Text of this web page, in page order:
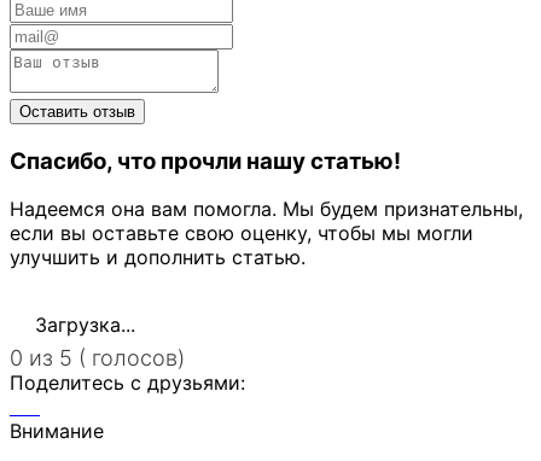
Спасибо, что прочли нашу статью!
Надеемся она вам помогла. Мы будем признательны,
если вы оставьте свою оценку, чтобы мы могли
улучшить и дополнить статью.
Загрузка...
0 из 5 ( голосов)
Поделитесь с друзьями:
Внимание